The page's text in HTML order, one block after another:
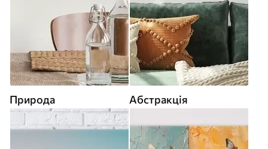
Природа Абстракція